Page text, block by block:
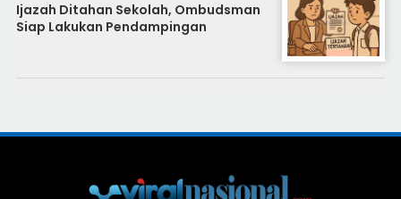
Ijazah Ditahan Sekolah, Ombudsman
Siap Lakukan Pendampingan